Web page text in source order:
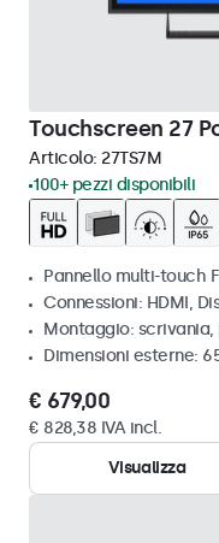
Touchscreen 27
Articolo: 27TS7M
100+ pezzi disponibili
Pannello multi-touch
Connessioni: HDMI,
Montaggio:
Dimensioni esterne:
€ 679,00
€ 828,38 IVA incl.
Visualizza